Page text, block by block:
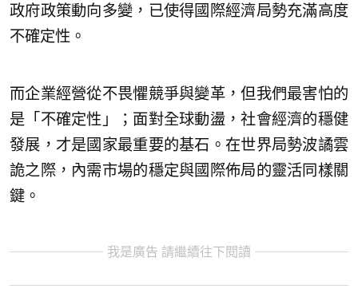
政府政策動向多變，已使得國際經濟局勢充滿高度
不確定性。
而企業經營從不畏懼競爭與變革，但我們最害怕的
是「不確定性」；面對全球動盪，社會經濟的穩健
發展，才是國家最重要的基石。在世界局勢波譎雲
詭之際，內需市場的穩定與國際佈局的靈活同樣關
鍵。
我是廣告 請繼續往下閱讀